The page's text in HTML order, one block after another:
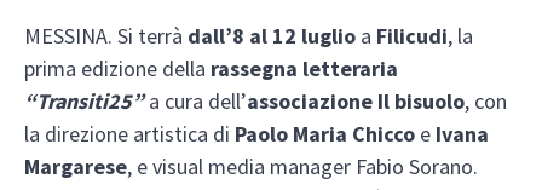
MESSINA. Si terrà dall’8 al 12 luglio a Filicudi, la
prima edizione della rassegna letteraria
“Transiti25”a cura dell’associazione Il bisuolo, con
la direzione artistica di Paolo Maria Chicco e Ivana
Margarese, e visual media manager Fabio Sorano.